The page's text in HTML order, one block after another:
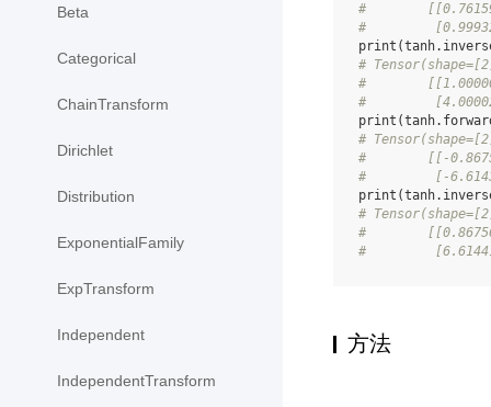
Beta
Categorical
ChainTransform
Dirichlet
Distribution
ExponentialFamily
ExpTransform
Independent
IndependentTransform
#
#
print (tanh.
#
#
#
print (tanh.
#
#        [[-
#         [-
print (tanh.
#
#
#
方法